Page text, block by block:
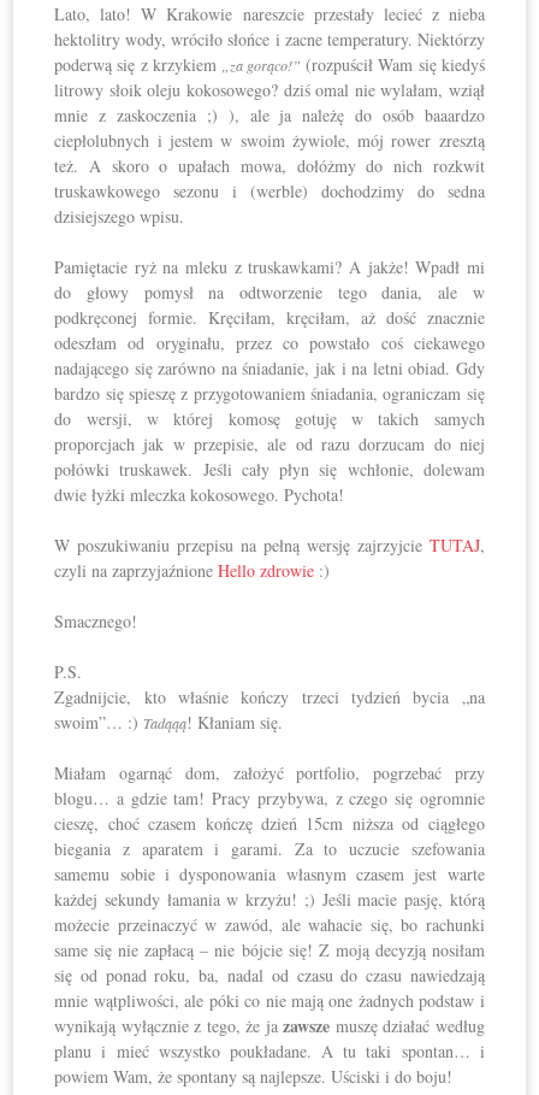
Lato, lato! W Krakowie nareszcie przestały lecieć z nieba
hektolitry wody, wróciło słońce i zacne temperatury. Niektórzy
poderwą się z krzykiem
„za gorąco!” (rozpuścił Wam się kiedyś
litrowy słoik oleju kokosowego? dziś omal nie wylałam, wziął
mnie z zaskoczenia ;) ), ale ja należę do osób baaardzo
ciepłolubnych i jestem w swoim żywiole, mój rower zresztą
też. A skoro o upałach mowa, dołóżmy do nich rozkwit
truskawkowego sezonu i (werble) dochodzimy do sedna
dzisiejszego wpisu.
Pamiętacie ryż na mleku z truskawkami? A jakże! Wpadł mi
do głowy pomysł na odtworzenie tego dania, ale w
podkręconej formie. Kręciłam, kręciłam, aż dość znacznie
odeszłam od oryginału, przez co powstało coś ciekawego
nadającego się zarówno na śniadanie, jak i na letni obiad. Gdy
bardzo się spieszę z przygotowaniem śniadania, ograniczam się
do wersji, w której komosę gotuję w takich samych
proporcjach jak w przepisie, ale od razu dorzucam do niej
połówki truskawek. Jeśli cały płyn się wchłonie, dolewam
dwie łyżki mleczka kokosowego. Pychota!
W poszukiwaniu przepisu na pełną wersję zajrzyjcie TUTAJ,
czyli na zaprzyjaźnioneHello zdrowie :)
Smacznego!
P.S.
Zgadnijcie, kto właśnie kończy trzeci tydzień bycia „na
swoim”… :) Tadąąą! Kłaniam się.
Miałam ogarnąć dom, założyć portfolio, pogrzebać przy
blogu… a gdzie tam! Pracy przybywa, z czego się ogromnie
cieszę, choć czasem kończę dzień 15cm niższa od ciągłego
biegania z aparatem i garami. Za to uczucie szefowania
samemu sobie i dysponowania własnym czasem jest warte
każdej sekundy łamania w krzyżu! ;) Jeśli macie pasję, którą
możecie przeinaczyć w zawód, ale wahacie się, bo rachunki
same się nie zapłacą – nie bójcie się! Z moją decyzją nosiłam
się od ponad roku, ba, nadal od czasu do czasu nawiedzają
mnie wątpliwości, ale póki co nie mają one żadnych podstaw i
wynikają wyłącznie z tego, że jazawsze muszę działać według
planu i mieć wszystko poukładane. A tu taki spontan… i
powiem Wam, że spontany są najlepsze. Uściski i do boju!